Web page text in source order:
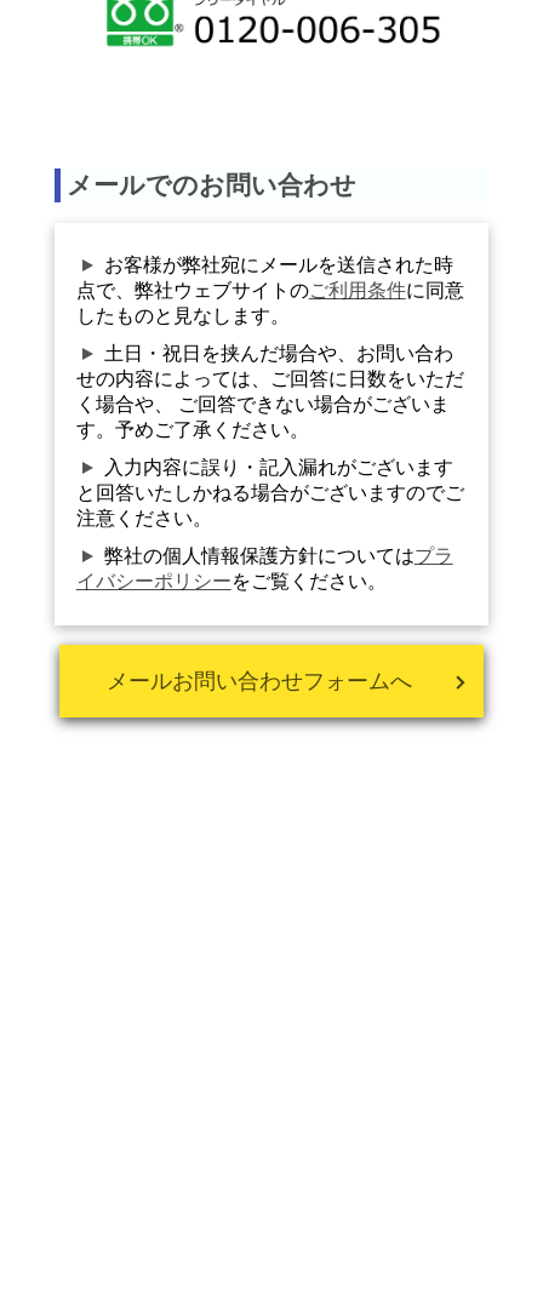
メールでのお問い合わせ
お客様が弊社宛にメールを送信された時
点で、弊社ウェブサイトのご利用条件に同意
したものと見なします。
土日・祝日を挟んだ場合や、お問い合わ
せの内容によっては、ご回答に日数をいただ
く場合や、 ご回答できない場合がございま
す。予めご了承ください。
入力内容に誤り・記入漏れがございます
と回答いたしかねる場合がございますのでご
注意ください。
弊社の個人情報保護方針についてはプラ
イバシーポリシーをご覧ください。
メールお問い合わせフォームへ